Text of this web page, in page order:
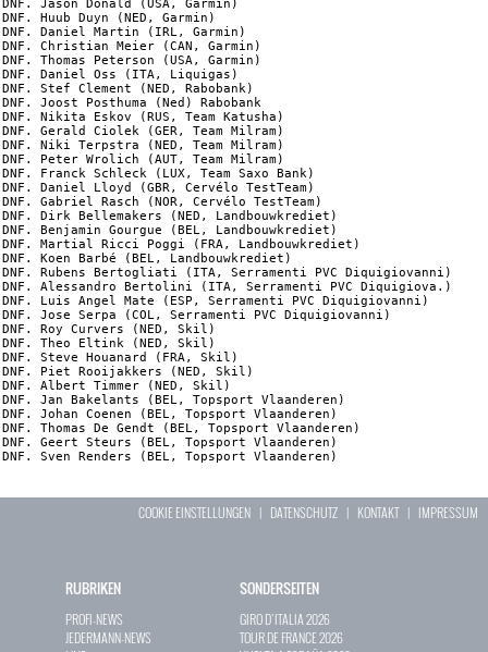
COOKIE EINSTELLUNGEN | DATENSCHUTZ | KONTAKT| IMPRESSUM
RUBRIKEN
PROFI-NEWS
JEDERMANN-NEWS
SONDERSEITEN
GIRO D`ITALIA 2026
TOUR DE FRANCE 2026